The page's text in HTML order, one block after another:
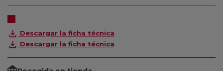
Descargar la ficha técnica
Descargar la ficha técnica